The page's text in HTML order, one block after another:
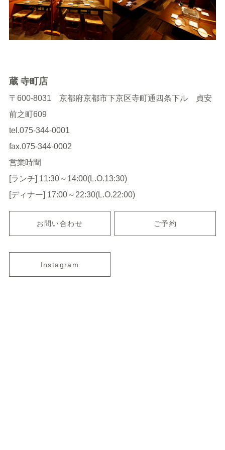
蔵 寺町店
〒600-8031 京都府京都市下京区寺町通四条下ル 貞安
前之町609
tel.075-344-0001
fax.075-344-0002
営業時間
[ランチ] 11:30～14:00(L.O.13:30)
[ディナー] 17:00～22:30(L.O.22:00)
お問い合わせ ご予約
Instagram